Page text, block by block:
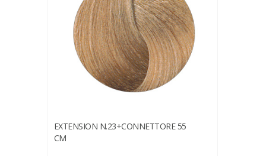
EXTENSION N.23+CONNETTORE 55
CM